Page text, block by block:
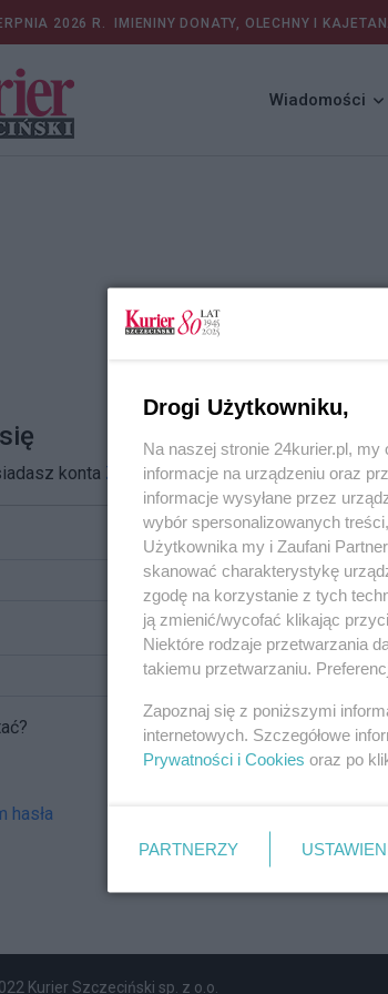
2026 R. IMIENINY DONATY, OLECHNY I
Wiadomości
konta Zarejestruj się
hasła
Kurier Szczeciński sp. z o.o.
Drogi Użytkowniku,
Na naszej stronie 24kurier.pl,
informacje na urządzeniu oraz
informacje wysyłane przez
wybór spersonalizowanych
Użytkownika my i Zaufani
skanować charakterystykę
zgodę na korzystanie z tych
ją zmienić/wycofać klikając
Niektóre rodzaje przetwarzania
takiemu przetwarzaniu.
Zapoznaj się z poniższymi
internetowych. Szczegółowe
Prywatności i Cookies oraz po
PARTNERZY